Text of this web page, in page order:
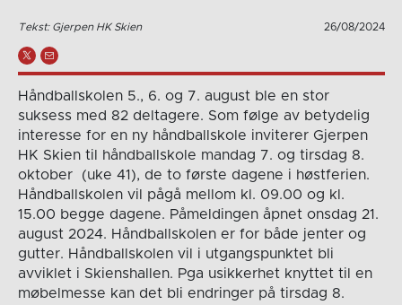
Tekst: Gjerpen HK Skien 26/08/2024
Håndballskolen 5., 6. og 7. august ble en stor
suksess med 82 deltagere. Som følge av betydelig
interesse for en ny håndballskole inviterer Gjerpen
HK Skien til håndballskole mandag 7. og tirsdag 8.
oktober (uke 41), de to første dagene i høstferien.
Håndballskolen vil pågå mellom kl. 09.00 og kl.
15.00 begge dagene. Påmeldingen åpnet onsdag 21.
august 2024. Håndballskolen er for både jenter og
gutter. Håndballskolen vil i utgangspunktet bli
avviklet i Skienshallen. Pga usikkerhet knyttet til en
møbelmesse kan det bli endringer på tirsdag 8.